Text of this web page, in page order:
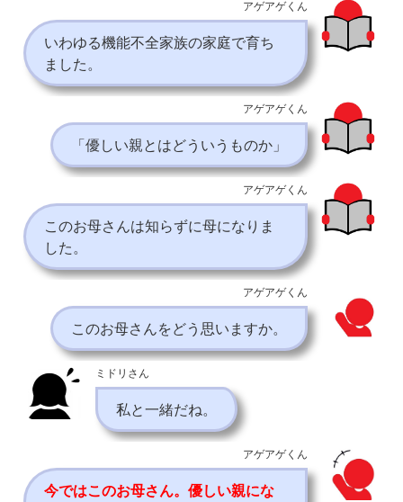
アゲアゲくん
いわゆる機能不全家族の家庭で育ち
ました。
アゲアゲくん
「優しい親とはどういうものか」
アゲアゲくん
このお母さんは知らずに母になりま
した。
アゲアゲくん
このお母さんをどう思いますか。
ミドリさん
私と一緒だね。
アゲアゲくん
今ではこのお母さん。優しい親にな